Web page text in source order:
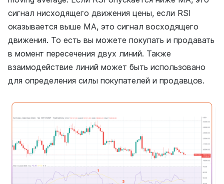
сигнал нисходящего движения цены, если RSI
оказывается выше MA, это сигнал восходящего
движения. То есть вы можете покупать и продавать
в момент пересечения двух линий. Также
взаимодействие линий может быть использовано
для определения силы покупателей и продавцов.